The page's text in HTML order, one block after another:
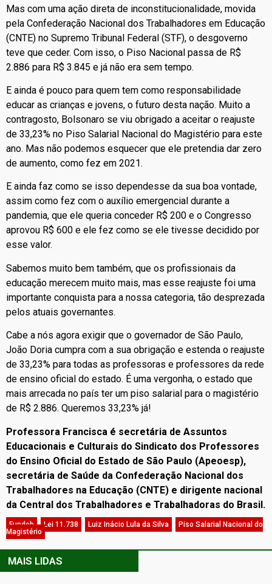
Mas com uma ação direta de inconstitucionalidade, movida
pela Confederação Nacional dos Trabalhadores em Educação
(CNTE) no Supremo Tribunal Federal (STF), o desgoverno
teve que ceder. Com isso, o Piso Nacional passa de R$
2.886 para R$ 3.845 e já não era sem tempo.
E ainda é pouco para quem tem como responsabilidade
educar as crianças e jovens, o futuro desta nação. Muito a
contragosto, Bolsonaro se viu obrigado a aceitar o reajuste
de 33,23% no Piso Salarial Nacional do Magistério para este
ano. Mas não podemos esquecer que ele pretendia dar zero
de aumento, como fez em 2021.
E ainda faz como se isso dependesse da sua boa vontade,
assim como fez com o auxílio emergencial durante a
pandemia, que ele queria conceder R$ 200 e o Congresso
aprovou R$ 600 e ele fez como se ele tivesse decidido por
esse valor.
Sabemos muito bem também, que os profissionais da
educação merecem muito mais, mas esse reajuste foi uma
importante conquista para a nossa categoria, tão desprezada
pelos atuais governantes.
Cabe a nós agora exigir que o governador de São Paulo,
João Doria cumpra com a sua obrigação e estenda o reajuste
de 33,23% para todas as professoras e professores da rede
de ensino oficial do estado. É uma vergonha, o estado que
mais arrecada no país ter um piso salarial para o magistério
de R$ 2.886. Queremos 33,23% já!
Professora Francisca é secretária de Assuntos
Educacionais e Culturais do Sindicato dos Professores
do Ensino Oficial do Estado de São Paulo (Apeoesp),
secretária de Saúde da Confederação Nacional dos
Trabalhadores na Educação (CNTE) e dirigente nacional
da Central dos Trabalhadores e Trabalhadoras do Brasil.
Fundeb , Lei 11.738 Luiz Inácio Lula da Silva
Piso Salarial Nacional do
Magistério
MAIS LIDAS